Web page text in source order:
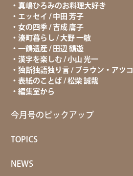
真嶋ひろみのお料理大好き
エッセイ / 中田 芳子
女の四季 / 吉成 庸子
湊町暮らし / 大野 一敏
一鶴遺産 / 田辺 鶴遊
漢字を楽しむ / 小山 光一
独断独語独り言 / ブラウン・アツコ
表紙のことば / 松柴 誠哉
編集室から
今月号のピックアップ
TOPICS
NEWS